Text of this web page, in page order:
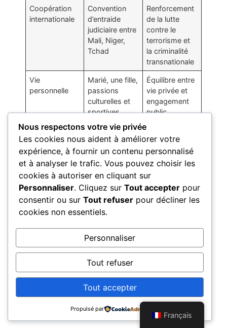
Coopération
internationale
Convention
d’entraide
judiciaire entre
Mali, Niger,
Tchad
Renforcement
de la lutte
contre le
terrorisme et
la criminalité
transnationale
Vie
personnelle
Marié, une fille,
passions
culturelles et
sportives
Équilibre entre
vie privée et
engagement
public
Critiques
Limites dans
l’amélioration
des conditions
des
magistrats,
démission
controversée
l’efficacité et la
responsabilité
de ses actions
Héritage
Réformes
engagement
pour la justice
et la
démocratie
La Mémoire d'une Nation
Tous droits réservés
Français
Nous respectons votre vie privée
Les cookies nous aident à améliorer votre
expérience, à fournir un contenu personnalisé
et à analyser le trafic. Vous pouvez choisir les
cookies à autoriser en cliquant sur
Personnaliser. Cliquez sur Tout accepter pour
consentir ou sur Tout refuser pour décliner les
cookies non essentiels.
Personnaliser
Tout refuser
Tout accepter
Propulsé par